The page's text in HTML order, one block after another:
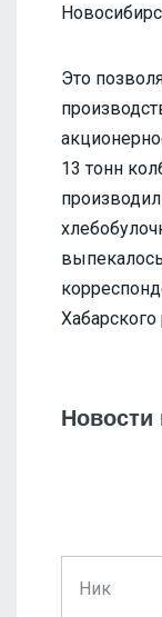
Это
13 тонн
Хабарского
Новости